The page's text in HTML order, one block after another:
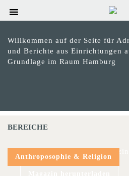
Willkommen auf der Seite für
und Berichte aus Einrichtungen
Grundlage im Raum Hamburg
BEREICHE
Anthroposophie & Religion